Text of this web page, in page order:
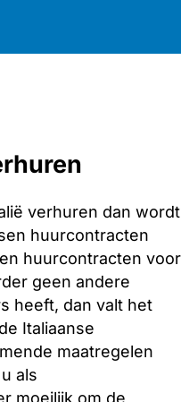
verhuren dan wordt
huurcontracten
huurcontracten voor
geen andere
heeft, dan valt het
Italiaanse
maatregelen
als
moeilijk om de